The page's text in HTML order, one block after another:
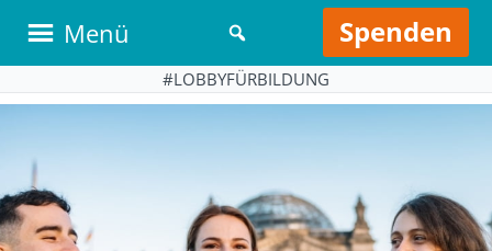
Menü Spenden
#LOBBYFÜRBILDUNG